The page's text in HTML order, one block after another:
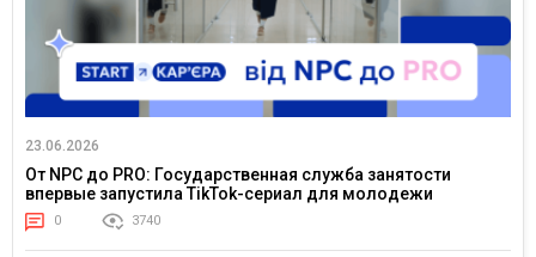
23.06.2026
От NPC до PRO: Государственная служба занятости
впервые запустила TikTok-сериал для молодежи
0 3740